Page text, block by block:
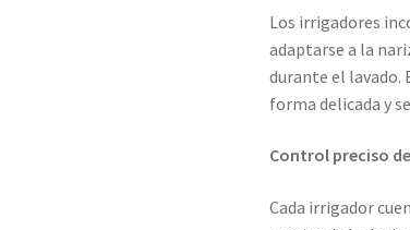
Los irrigadores
adaptarse a la
durante el lavado.
forma delicada y
Control preciso
Cada irrigador